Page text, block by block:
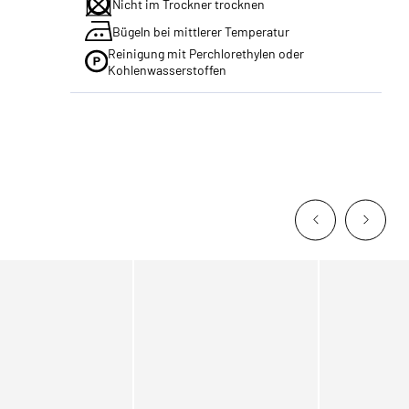
Nicht im Trockner trocknen
Bügeln bei mittlerer Temperatur
Reinigung mit Perchlorethylen oder
Kohlenwasserstoffen